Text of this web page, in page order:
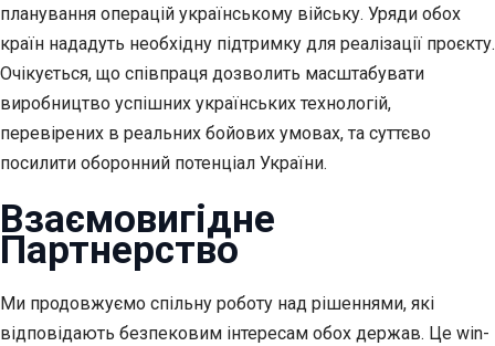
планування операцій українському війську. Уряди обох
країн нададуть необхідну підтримку для реалізації проєкту.
Очікується, що співпраця дозволить масштабувати
виробництво успішних українських технологій,
перевірених в реальних бойових умовах, та суттєво
посилити оборонний потенціал України.
Взаємовигідне
Партнерство
Ми продовжуємо спільну роботу над рішеннями, які
відповідають безпековим інтересам обох держав. Це win-